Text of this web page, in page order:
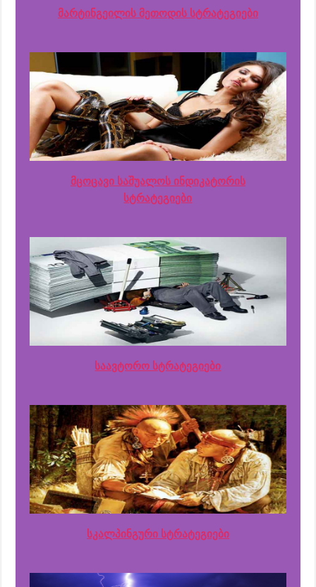
მარტინგეილის მეთოდის სტრატეგიები
მცოცავი საშუალოს ინდიკატორის
სტრატეგიები
საავტორო სტრატეგიები
სკალპინგური სტრატეგიები